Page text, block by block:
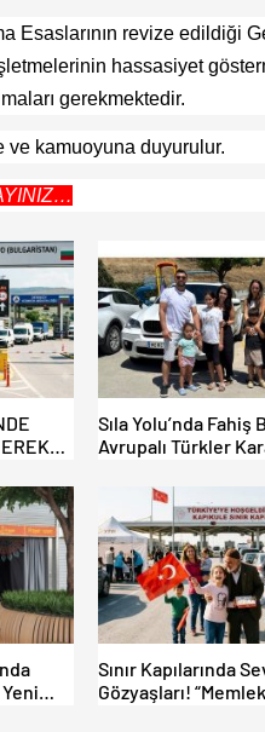
Esaslarının revize edildiği
hassasiyet
gerekmektedir.
ve kamuoyuna duyurulur.
Sıla Yolu’nda
Avrupalı Türkler
Sınır Kapılarında
Gözyaşları!